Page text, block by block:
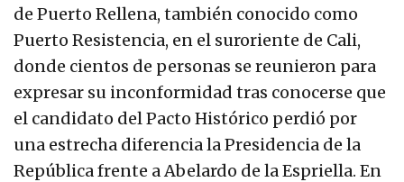
de Puerto Rellena, también conocido como
Puerto Resistencia, en el suroriente de Cali,
donde cientos de personas se reunieron para
expresar su inconformidad tras conocerse que
el candidato del Pacto Histórico perdió por
una estrecha diferencia la Presidencia de la
República frente a Abelardo de la Espriella. En